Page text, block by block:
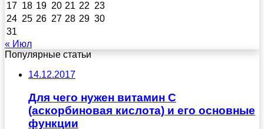
17 18 19 20 21 22 23
24 25 26 27 28 29 30
31
« Июл
Популярные статьи
14.12.2017
Для чего нужен витамин С
(аскорбиновая кислота) и его основные
функции